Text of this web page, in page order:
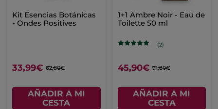
Kit Esencias Botánicas
- Ondes Positives
33,99€ 62,80€
AÑADIR A MI
CESTA
1+1 Ambre Noir - Eau de
Toilette 50 ml
(2)
45,90€ 91,80€
AÑADIR A MI
CESTA